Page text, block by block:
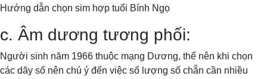
Hướng dẫn chọn sim hợp tuổi Bính Ngọ
c. Âm dương tương phối:
Người sinh năm 1966 thuộc mạng Dương, thế nên khi chọn
các dãy số nên chú ý đến việc số lượng số chẵn cần nhiều